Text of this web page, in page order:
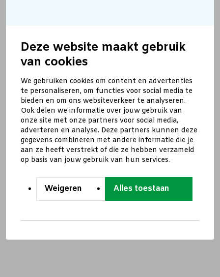
Deze website maakt gebruik
van cookies
We gebruiken cookies om content en advertenties
te personaliseren, om functies voor social media te
bieden en om ons websiteverkeer te analyseren.
Ook delen we informatie over jouw gebruik van
onze site met onze partners voor social media,
adverteren en analyse. Deze partners kunnen deze
gegevens combineren met andere informatie die je
aan ze heeft verstrekt of die ze hebben verzameld
op basis van jouw gebruik van hun services.
Weigeren Alles toestaan